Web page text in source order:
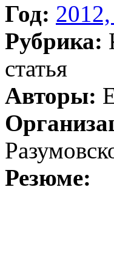
Год:
Рубрика:
статья
Авторы:
Резюме: